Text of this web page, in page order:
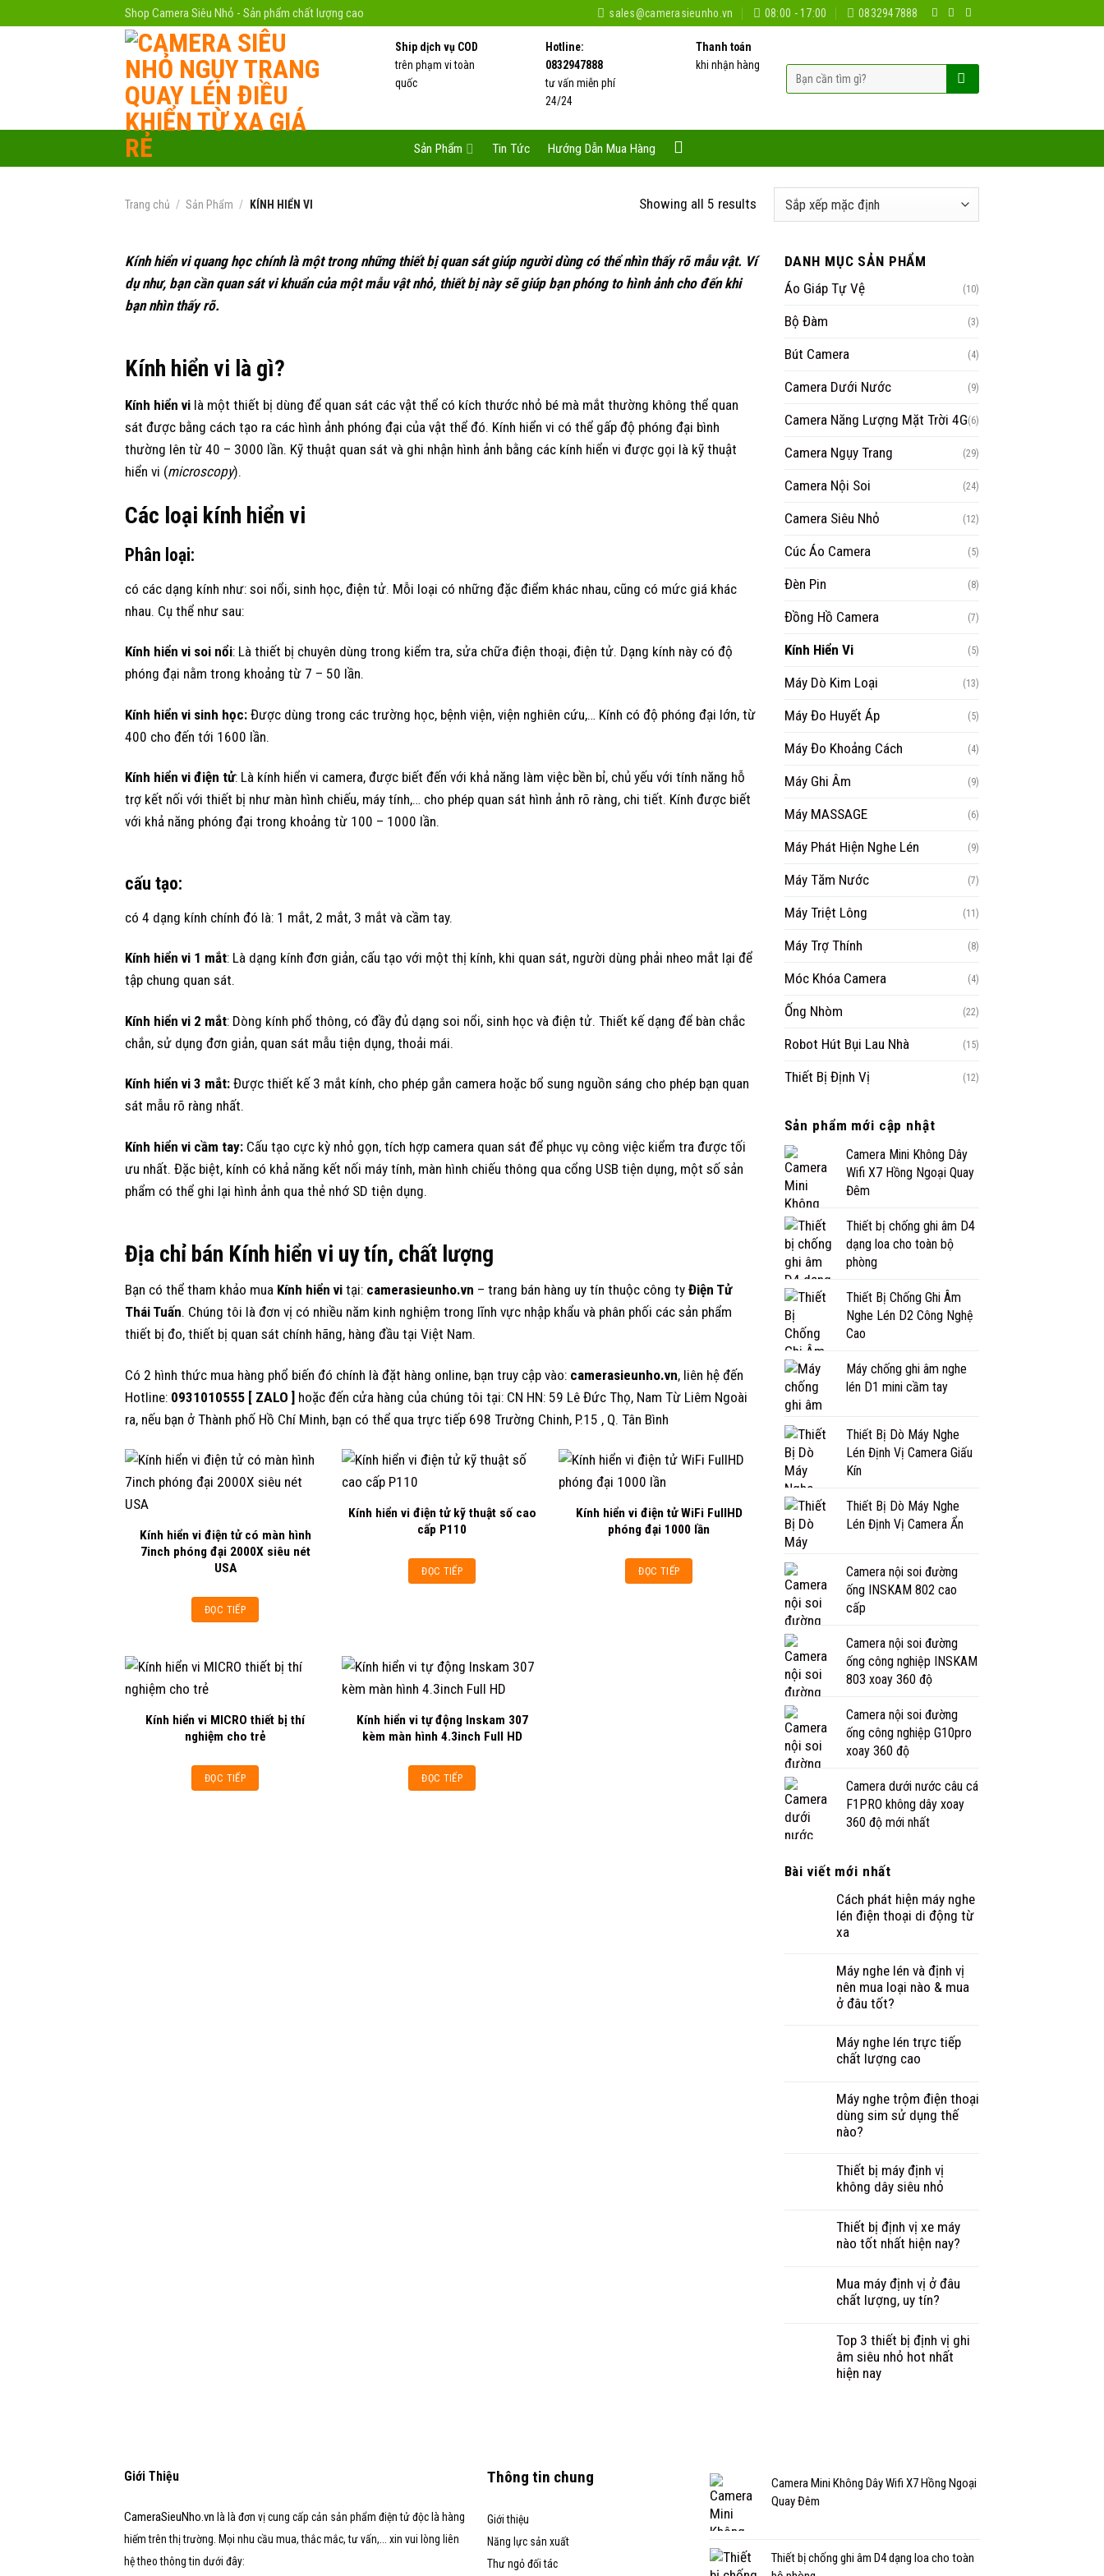
Shop Camera Siêu Nhỏ - Sản phẩm chất lượng cao sales@camerasieunho.vn 08:00 - 17:00 0832947888
Ship dịch vụ COD
trên phạm vi toàn
quốc
Hotline:
0832947888
tư vấn miễn phí
24/24
Thanh toán
khi nhận hàng
Tìm
kiếm:
Sản Phẩm Tin Tức Hướng Dẫn Mua Hàng
Trang chủ / Sản Phẩm / KÍNH HIỂN VI Showing all 5 results
Kính hiển vi quang học chính là một trong những thiết bị quan sát giúp người dùng có thể nhìn thấy rõ mẫu vật. Ví
dụ như, bạn cần quan sát vi khuẩn của một mẫu vật nhỏ, thiết bị này sẽ giúp bạn phóng to hình ảnh cho đến khi
bạn nhìn thấy rõ.
Kính hiển vi là gì?
Kính hiển vi là một thiết bị dùng để quan sát các vật thể có kích thước nhỏ bé mà mắt thường không thể quan
sát được bằng cách tạo ra các hình ảnh phóng đại của vật thể đó. Kính hiển vi có thể gấp độ phóng đại bình
thường lên từ 40 – 3000 lần. Kỹ thuật quan sát và ghi nhận hình ảnh bằng các kính hiển vi được gọi là kỹ thuật
hiển vi (microscopy).
Các loại kính hiển vi
Phân loại:
có các dạng kính như: soi nổi, sinh học, điện tử. Mỗi loại có những đặc điểm khác nhau, cũng có mức giá khác
nhau. Cụ thể như sau:
Kính hiển vi soi nổi: Là thiết bị chuyên dùng trong kiểm tra, sửa chữa điện thoại, điện tử. Dạng kính này có độ
phóng đại nằm trong khoảng từ 7 – 50 lần.
Kính hiển vi sinh học: Được dùng trong các trường học, bệnh viện, viện nghiên cứu,… Kính có độ phóng đại lớn, từ
400 cho đến tới 1600 lần.
Kính hiển vi điện tử: Là kính hiển vi camera, được biết đến với khả năng làm việc bền bỉ, chủ yếu với tính năng hỗ
trợ kết nối với thiết bị như màn hình chiếu, máy tính,… cho phép quan sát hình ảnh rõ ràng, chi tiết. Kính được biết
với khả năng phóng đại trong khoảng từ 100 – 1000 lần.
cấu tạo:
có 4 dạng kính chính đó là: 1 mắt, 2 mắt, 3 mắt và cầm tay.
Kính hiển vi 1 mắt: Là dạng kính đơn giản, cấu tạo với một thị kính, khi quan sát, người dùng phải nheo mắt lại để
tập chung quan sát.
Kính hiển vi 2 mắt: Dòng kính phổ thông, có đầy đủ dạng soi nổi, sinh học và điện tử. Thiết kế dạng để bàn chắc
chắn, sử dụng đơn giản, quan sát mẫu tiện dụng, thoải mái.
Kính hiển vi 3 mắt: Được thiết kế 3 mắt kính, cho phép gắn camera hoặc bổ sung nguồn sáng cho phép bạn quan
sát mẫu rõ ràng nhất.
Kính hiển vi cầm tay: Cấu tạo cực kỳ nhỏ gọn, tích hợp camera quan sát để phục vụ công việc kiểm tra được tối
ưu nhất. Đặc biệt, kính có khả năng kết nối máy tính, màn hình chiếu thông qua cổng USB tiện dụng, một số sản
phẩm có thể ghi lại hình ảnh qua thẻ nhớ SD tiện dụng.
Địa chỉ bán Kính hiển vi uy tín, chất lượng
Bạn có thể tham khảo mua Kính hiển vi tại: camerasieunho.vn – trang bán hàng uy tín thuộc công ty Điện Tử
Thái Tuấn. Chúng tôi là đơn vị có nhiều năm kinh nghiệm trong lĩnh vực nhập khẩu và phân phối các sản phẩm
thiết bị đo, thiết bị quan sát chính hãng, hàng đầu tại Việt Nam.
Có 2 hình thức mua hàng phổ biến đó chính là đặt hàng online, bạn truy cập vào: camerasieunho.vn, liên hệ đến
Hotline: 0931010555 [ ZALO ] hoặc đến cửa hàng của chúng tôi tại: CN HN: 59 Lê Đức Thọ, Nam Từ Liêm Ngoài
ra, nếu bạn ở Thành phố Hồ Chí Minh, bạn có thể qua trực tiếp 698 Trường Chinh, P.15 , Q. Tân Bình
wishlist
Kính hiển vi điện tử có màn hình
7inch phóng đại 2000X siêu nét
USA
ĐỌC TIẾP
Kính hiển vi điện tử kỹ thuật số cao
cấp P110
ĐỌC TIẾP
Kính hiển vi điện tử WiFi FullHD
phóng đại 1000 lần
ĐỌC TIẾP
Kính hiển vi MICRO thiết bị thí
nghiệm cho trẻ
ĐỌC TIẾP
Add to
Kính hiển vi tự động Inskam 307
kèm màn hình 4.3inch Full HD
ĐỌC TIẾP
DANH MỤC SẢN PHẨM
Áo Giáp Tự Vệ
(10)
Bộ Đàm (3)
Bút Camera (4)
Camera Dưới Nước (9)
Camera Năng Lượng Mặt Trời 4G(6)
Camera Ngụy Trang (29)
Camera Nội Soi (24)
Camera Siêu Nhỏ (12)
Cúc Áo Camera (5)
Đèn Pin (8)
Đồng Hồ Camera (7)
Kính Hiển Vi (5)
Máy Dò Kim Loại (13)
Máy Đo Huyết Áp (5)
Máy Đo Khoảng Cách (4)
Máy Ghi Âm (9)
Máy MASSAGE (6)
Máy Phát Hiện Nghe Lén (9)
Máy Tăm Nước (7)
Máy Triệt Lông (11)
Máy Trợ Thính (8)
Móc Khóa Camera (4)
Ống Nhòm (22)
Robot Hút Bụi Lau Nhà (15)
Thiết Bị Định Vị (12)
Sản phẩm mới cập nhật
Camera Mini Không Dây
Wifi X7 Hồng Ngoại Quay
Đêm
Thiết bị chống ghi âm D4
dạng loa cho toàn bộ
phòng
Thiết Bị Chống Ghi Âm
Nghe Lén D2 Công Nghệ
Cao
Máy chống ghi âm nghe
lén D1 mini cầm tay
Thiết Bị Dò Máy Nghe
Lén Định Vị Camera Giấu
Kín
Thiết Bị Dò Máy Nghe
Lén Định Vị Camera Ẩn
Camera nội soi đường
ống INSKAM 802 cao
cấp
Camera nội soi đường
ống công nghiệp INSKAM
803 xoay 360 độ
Camera nội soi đường
ống công nghiệp G10pro
xoay 360 độ
Camera dưới nước câu cá
F1PRO không dây xoay
360 độ mới nhất
Bài viết mới nhất
Cách phát hiện máy nghe
lén điện thoại di động từ
xa
Máy nghe lén và định vị
nên mua loại nào & mua
ở đâu tốt?
Máy nghe lén trực tiếp
chất lượng cao
Máy nghe trộm điện thoại
dùng sim sử dụng thế
nào?
Thiết bị máy định vị
không dây siêu nhỏ
Thiết bị định vị xe máy
nào tốt nhất hiện nay?
Mua máy định vị ở đâu
chất lượng, uy tín?
Top 3 thiết bị định vị ghi
âm siêu nhỏ hot nhất
hiện nay
Giới Thiệu
CameraSieuNho.vn là là đơn vị cung cấp cản sản phẩm điện tử độc là hàng
hiếm trên thị trường. Mọi nhu cầu mua, thắc mắc, tư vấn,... xin vui lòng liên
hệ theo thông tin dưới đây:
Thông tin chung
Giới thiệu
Năng lực sản xuất
Thư ngỏ đối tác
Camera Mini Không Dây Wifi X7 Hồng Ngoại
Quay Đêm
Thiết bị chống ghi âm D4 dạng loa cho toàn